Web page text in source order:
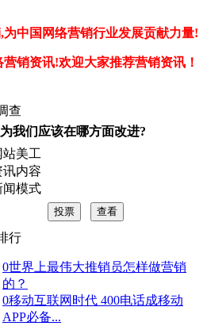
为中国网络营销行业发展贡献力量!
销资讯!欢迎大家推荐营销资讯！
查
我们应该在哪方面改进?
站美工
讯内容
闻模式
投票 查看
行
0世界上最伟大推销员怎样做营销
的？
0移动互联网时代 400电话成移动
APP必备...